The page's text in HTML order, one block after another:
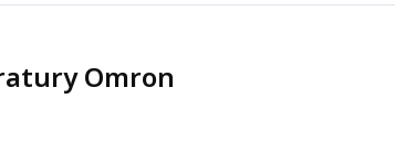
Omron